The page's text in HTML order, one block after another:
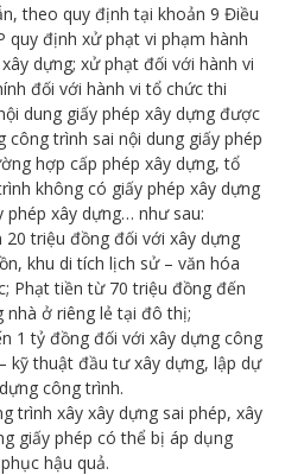
theo quy định tại khoản 9 Điều
quy định xử phạt vi phạm hành
dựng; xử phạt đối với hành vi
đối với hành vi tổ chức thi
dung giấy phép xây dựng được
trình sai nội dung giấy phép
hợp cấp phép xây dựng, tổ
không có giấy phép xây dựng
xây dựng… như sau:
triệu đồng đối với xây dựng
khu di tích lịch sử – văn hóa
Phạt tiền từ 70 triệu đồng đến
nhà ở riêng lẻ tại đô thị;
1 tỷ đồng đối với xây dựng công
kỹ thuật đầu tư xây dựng, lập dự
công trình.
trình xây xây dựng sai phép, xây
giấy phép có thể bị áp dụng
hậu quả.